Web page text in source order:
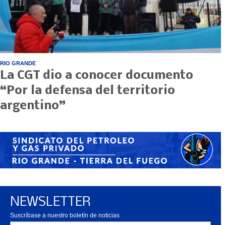
RIO GRANDE
La CGT dio a conocer documento
“Por la defensa del territorio
argentino”
NEWSLETTER
Suscríbase a nuestro boletín de noticias